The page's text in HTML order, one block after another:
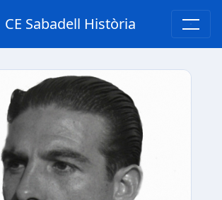
CE Sabadell Història